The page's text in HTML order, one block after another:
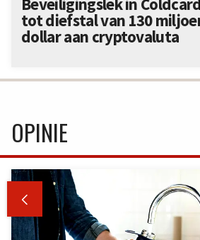
Beveiligingslek in
tot diefstal van 130
dollar aan cryptovaluta
OPINIE
